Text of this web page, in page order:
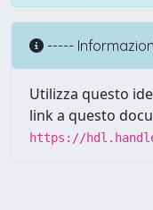
-----
Utilizza questo
link a questo
https://